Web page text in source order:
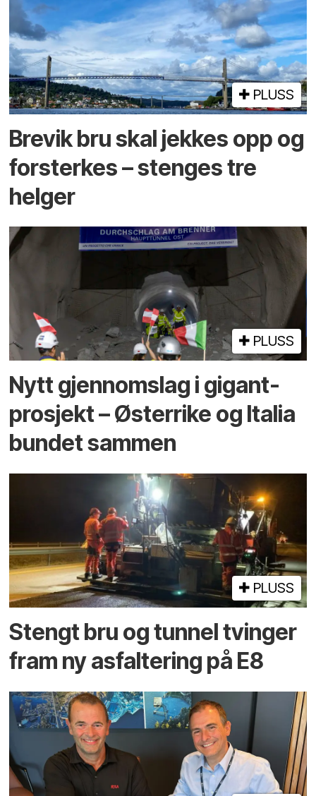
PLUSS
Brevik bru skal jekkes opp og
forsterkes – stenges tre
helger
PLUSS
Nytt gjennomslag i gigant­
prosjekt – Østerrike og Italia
bundet sammen
PLUSS
Stengt bru og tunnel tvinger
fram ny asfaltering på E8